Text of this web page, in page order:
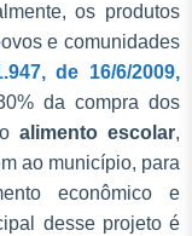
os produtos
e comunidades
de 16/6/2009,
da compra dos
alimento escolar,
ao município, para
econômico e
desse projeto é